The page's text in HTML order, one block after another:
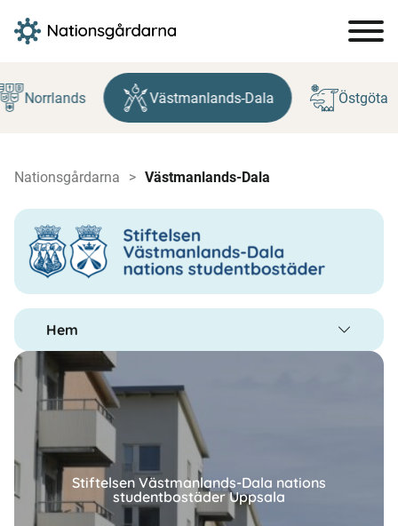
till
innehåll
Norrlands Västmanlands-Dala Östgöta
Nationsgårdarna Västmanlands-Dala
Hem
Stiftelsen Västmanlands-Dala nations
studentbostäder Uppsala